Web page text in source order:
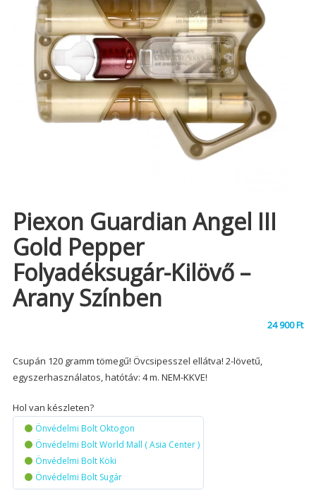
Piexon Guardian Angel III
Gold Pepper
Folyadéksugár-Kilövő –
Arany Színben
24 900Ft
Csupán 120 gramm tömegű! Övcsipesszel ellátva! 2-lövetű,
egyszerhasználatos, hatótáv: 4 m. NEM-KKVE!
Hol van készleten?
Önvédelmi Bolt Oktogon
Önvédelmi Bolt World Mall ( Asia Center )
Önvédelmi Bolt Köki
Önvédelmi Bolt Sugár